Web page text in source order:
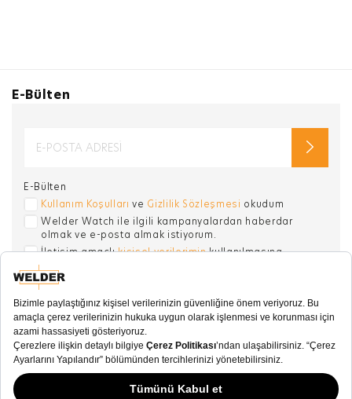
E-Bülten
E-Bülten
Kullanım Koşulları ve Gizlilik Sözleşmesi okudum
Welder Watch ile ilgili kampanyalardan haberdar
olmak ve e-posta almak istiyorum.
İletişim amaçlıkişisel verileriminkullanılmasına
SOSYAL MEDYA
KATEGORİ
KOLEKSİYON